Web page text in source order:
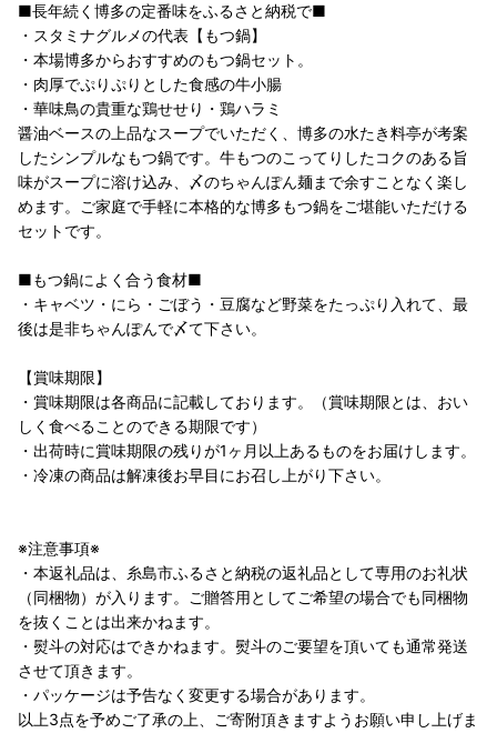
■長年続く博多の定番味をふるさと納税で■
・スタミナグルメの代表【もつ鍋】
・本場博多からおすすめのもつ鍋セット。
・肉厚でぷりぷりとした食感の牛小腸
・華味鳥の貴重な鶏せせり・鶏ハラミ
醤油ベースの上品なスープでいただく、博多の水たき料亭が考案
したシンプルなもつ鍋です。牛もつのこってりしたコクのある旨
味がスープに溶け込み、〆のちゃんぽん麺まで余すことなく楽し
めます。ご家庭で手軽に本格的な博多もつ鍋をご堪能いただける
セットです。
■もつ鍋によく合う食材■
・キャベツ・にら・ごぼう・豆腐など野菜をたっぷり入れて、最
後は是非ちゃんぽんで〆て下さい。
【賞味期限】
・賞味期限は各商品に記載しております。（賞味期限とは、おい
しく食べることのできる期限です）
・出荷時に賞味期限の残りが1ヶ月以上あるものをお届けします。
・冷凍の商品は解凍後お早目にお召し上がり下さい。
※注意事項※
・本返礼品は、糸島市ふるさと納税の返礼品として専用のお礼状
（同梱物）が入ります。ご贈答用としてご希望の場合でも同梱物
を抜くことは出来かねます。
・熨斗の対応はできかねます。熨斗のご要望を頂いても通常発送
させて頂きます。
・パッケージは予告なく変更する場合があります。
以上3点を予めご了承の上、ご寄附頂きますようお願い申し上げま